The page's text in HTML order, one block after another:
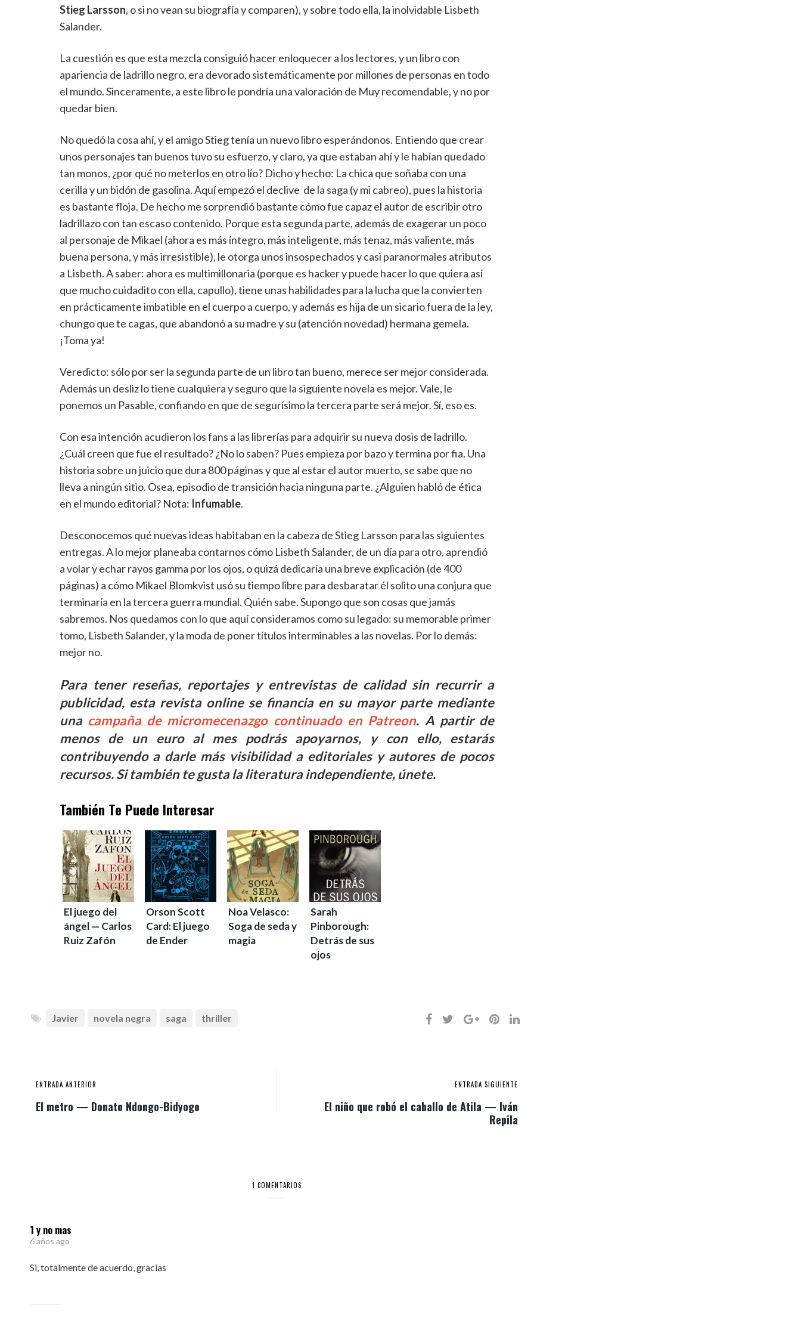
Stieg Larsson, o si no vean su biografía y comparen), y sobre todo ella, la inolvidable Lisbeth
Salander.
La cuestión es que esta mezcla consiguió hacer enloquecer a los lectores, y un libro con
apariencia de ladrillo negro, era devorado sistemáticamente por millones de personas en todo
el mundo. Sinceramente, a este libro le pondría una valoración de Muy recomendable, y no por
quedar bien.
No quedó la cosa ahí, y el amigo Stieg tenía un nuevo libro esperándonos. Entiendo que crear
unos personajes tan buenos tuvo su esfuerzo, y claro, ya que estaban ahí y le habían quedado
tan monos, ¿por qué no meterlos en otro lío? Dicho y hecho: La chica que soñaba con una
cerilla y un bidón de gasolina. Aquí empezó el declive de la saga (y mi cabreo), pues la historia
es bastante floja. De hecho me sorprendió bastante cómo fue capaz el autor de escribir otro
ladrillazo con tan escaso contenido. Porque esta segunda parte, además de exagerar un poco
al personaje de Mikael (ahora es más íntegro, más inteligente, más tenaz, más valiente, más
buena persona, y más irresistible), le otorga unos insospechados y casi paranormales atributos
a Lisbeth. A saber: ahora es multimillonaria (porque es hacker y puede hacer lo que quiera así
que mucho cuidadito con ella, capullo), tiene unas habilidades para la lucha que la convierten
en prácticamente imbatible en el cuerpo a cuerpo, y además es hija de un sicario fuera de la ley,
chungo que te cagas, que abandonó a su madre y su (atención novedad) hermana gemela.
¡Toma ya!
Veredicto: sólo por ser la segunda parte de un libro tan bueno, merece ser mejor considerada.
Además un desliz lo tiene cualquiera y seguro que la siguiente novela es mejor. Vale, le
ponemos un Pasable, confiando en que de segurísimo la tercera parte será mejor. Sí, eso es.
Con esa intención acudieron los fans a las librerías para adquirir su nueva dosis de ladrillo.
¿Cuál creen que fue el resultado? ¿No lo saben? Pues empieza por bazo y termina por fia. Una
historia sobre un juicio que dura 800 páginas y que al estar el autor muerto, se sabe que no
lleva a ningún sitio. Osea, episodio de transición hacia ninguna parte. ¿Alguien habló de ética
en el mundo editorial? Nota: Infumable.
Desconocemos qué nuevas ideas habitaban en la cabeza de Stieg Larsson para las siguientes
entregas. A lo mejor planeaba contarnos cómo Lisbeth Salander, de un día para otro, aprendió
a volar y echar rayos gamma por los ojos, o quizá dedicaría una breve explicación (de 400
páginas) a cómo Mikael Blomkvist usó su tiempo libre para desbaratar él solito una conjura que
terminaría en la tercera guerra mundial. Quién sabe. Supongo que son cosas que jamás
sabremos. Nos quedamos con lo que aquí consideramos como su legado: su memorable primer
tomo, Lisbeth Salander, y la moda de poner títulos interminables a las novelas. Por lo demás:
mejor no.
Para tener reseñas, reportajes y entrevistas de calidad sin recurrir a
publicidad, esta revista online se financia en su mayor parte mediante
una campaña de micromecenazgo continuado en Patreon. A partir de
menos de un euro al mes podrás apoyarnos, y con ello, estarás
contribuyendo a darle más visibilidad a editoriales y autores de pocos
recursos. Si también te gusta la literatura independiente, únete.
También Te Puede Interesar
El juego del
ángel — Carlos
Ruiz Zafón
Orson Scott
Card: El juego
de Ender
Noa Velasco:
Soga de seda y
magia
Sarah
Pinborough:
Detrás de sus
ojos
Javier novela negra saga thriller
ENTRADA ANTERIOR
El metro — Donato Ndongo-Bidyogo
ENTRADA SIGUIENTE
El niño que robó el caballo de Atila — Iván
Repila
1 COMENTARIOS
1 y no mas
6 años ago
Si, totalmente de acuerdo, gracias